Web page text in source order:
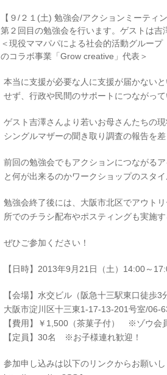
【９/２１(土) 勉強会/アクションミーティ
第２回目の勉強会を行います。ゲストは吉
＜現役ママパパによる社会的活動グループ
のコラボ事業「Grow creative」代表＞
本当に支援が必要な人に支援が届かない
せず、行政や民間のサポートにつながっ
ゲスト吉澤さんより若いお母さんたちの
シングルマザーの聞き取り調査の報告を差
前回の勉強会でもアクションにつながる
と何が出来るのかワークショップのスタ
勉強会終了後には、大阪市北区でアウト
所でのチラシ配布やポスティングも実施す
ぜひご参加ください！
【日時】2013年9月21日（土）14:00～
【会場】水交ビル（阪急十三駅東口徒歩3
大阪市淀川区十三東1-17-13-201号室/06-
【費用】￥1,500（茶菓子付） ※ゾウ会
【定員】30名 ※お子様連れ歓迎！
参加申し込みは以下のリンクからお願いし